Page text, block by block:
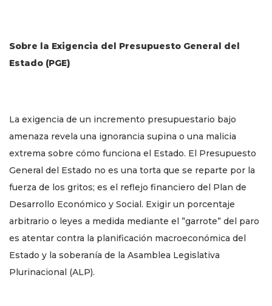
Sobre la Exigencia del Presupuesto General del
Estado (PGE)
La exigencia de un incremento presupuestario bajo
amenaza revela una ignorancia supina o una malicia
extrema sobre cómo funciona el Estado. El Presupuesto
General del Estado no es una torta que se reparte por la
fuerza de los gritos; es el reflejo financiero del Plan de
Desarrollo Económico y Social. Exigir un porcentaje
arbitrario o leyes a medida mediante el ”garrote” del paro
es atentar contra la planificación macroeconómica del
Estado y la soberanía de la Asamblea Legislativa
Plurinacional (ALP).